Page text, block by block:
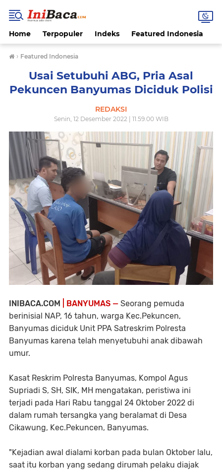
Home Terpopuler Indeks Featured Indonesia
› Featured Indonesia
Usai Setubuhi ABG, Pria Asal
Pekuncen Banyumas Diciduk Polisi
REDAKSI
Senin, 12 Desember 2022 | 11.59.00 WIB
INIBACA.COM | BANYUMAS — Seorang pemuda
berinisial NAP, 16 tahun, warga Kec.Pekuncen,
Banyumas diciduk Unit PPA Satreskrim Polresta
Banyumas karena telah menyetubuhi anak dibawah
umur.
Kasat Reskrim Polresta Banyumas, Kompol Agus
Supriadi S, SH, SIK, MH mengatakan, peristiwa ini
terjadi pada Hari Rabu tanggal 24 Oktober 2022 di
dalam rumah tersangka yang beralamat di Desa
Cikawung, Kec.Pekuncen, Banyumas.
"Kejadian awal dialami korban pada bulan Oktober lalu,
saat itu korban yang sedang dirumah pelaku diajak